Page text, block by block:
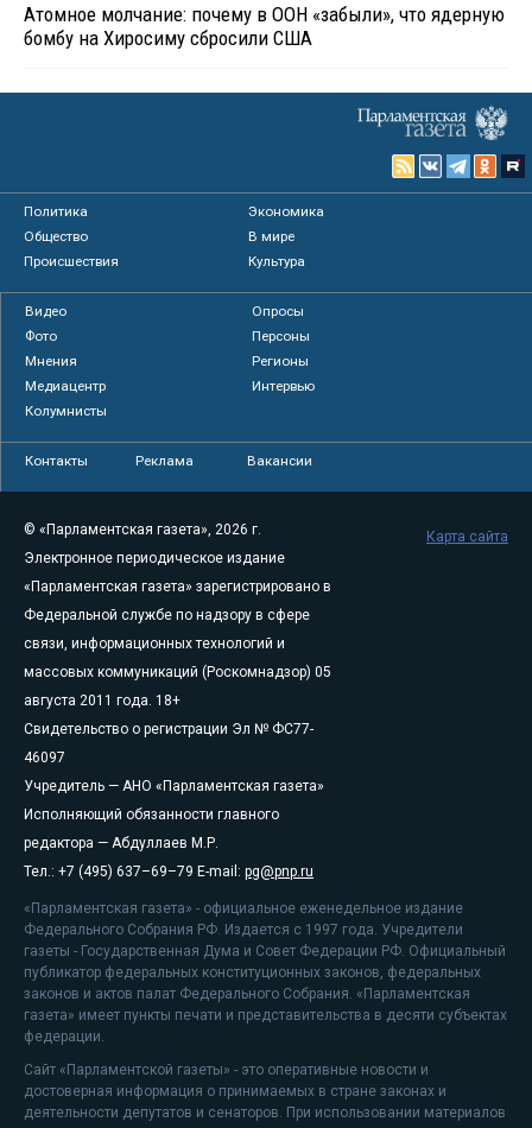
Атомное молчание: почему в ООН «забыли», что ядерную
бомбу на Хиросиму сбросили США
Политика
Экономика
Общество
В мире
Происшествия
Культура
Видео
Опросы
Фото
Персоны
Мнения
Регионы
Медиацентр
Интервью
Колумнисты
Контакты Реклама Вакансии
© «Парламентская газета», 2026 г.
Электронное периодическое издание
«Парламентская газета» зарегистрировано в
Федеральной службе по надзору в сфере
связи, информационных технологий и
массовых коммуникаций (Роскомнадзор) 05
августа 2011 года. 18+
Свидетельство о регистрации Эл № ФС77-
46097
Учредитель — АНО «Парламентская газета»
Исполняющий обязанности главного
редактора — Абдуллаев М.Р.
Тел.: +7 (495) 637–69–79 E-mail: pg@pnp.ru
«Парламентская газета» - официальное еженедельное издание
Федерального Собрания РФ. Издается с 1997 года. Учредители
газеты - Государственная Дума и Совет Федерации РФ. Официальный
публикатор федеральных конституционных законов, федеральных
законов и актов палат Федерального Собрания. «Парламентская
газета» имеет пункты печати и представительства в десяти субъектах
федерации.
Сайт «Парламентской газеты» - это оперативные новости и
достоверная информация о принимаемых в стране законах и
деятельности депутатов и сенаторов. При использовании материалов
Карта сайта